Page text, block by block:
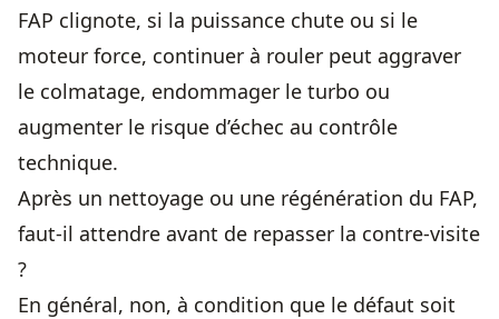
FAP clignote, si la puissance chute ou si le
moteur force, continuer à rouler peut aggraver
le colmatage, endommager le turbo ou
augmenter le risque d’échec au contrôle
technique.
Après un nettoyage ou une régénération du FAP,
faut-il attendre avant de repasser la contre-visite
?
En général, non, à condition que le défaut soit